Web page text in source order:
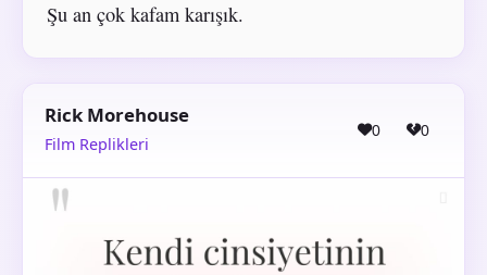
Şu an çok kafam karışık.
Rick Morehouse
Film Replikleri
0 0